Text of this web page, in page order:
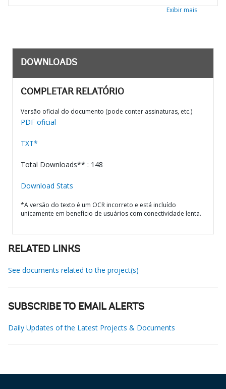
Exibir mais
DOWNLOADS
COMPLETAR RELATÓRIO
Versão oficial do documento (pode conter assinaturas, etc.)
PDF oficial
TXT*
Total Downloads** : 148
Download Stats
*A versão do texto é um OCR incorreto e está incluído
unicamente em benefício de usuários com conectividade lenta.
RELATED LINKS
See documents related to the project(s)
SUBSCRIBE TO EMAIL ALERTS
Daily Updates of the Latest Projects & Documents